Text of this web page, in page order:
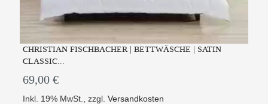
CHRISTIAN FISCHBACHER | BETTWÄSCHE | SATIN
CLASSIC...
69,00 €
Inkl. 19% MwSt. ,zzgl.Versandkosten